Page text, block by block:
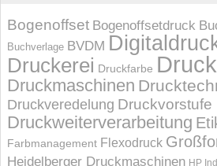
Bogenoffset Bogenoffsetdruck
Buchverlage BVDM
Druckerei Druckfarbe
Druckmaschinen
Druckveredelung Druckvorstufe
Druckweiterverarbeitung
Farbmanagement Flexodruck
Heidelberger Druckmaschinen HP